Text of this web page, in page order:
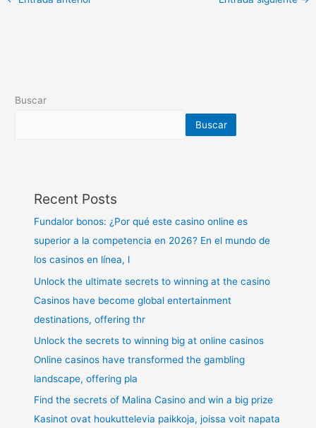
Buscar
Buscar
Recent Posts
Fundalor bonos: ¿Por qué este casino online es
superior a la competencia en 2026? En el mundo de
los casinos en línea, l
Unlock the ultimate secrets to winning at the casino
Casinos have become global entertainment
destinations, offering thr
Unlock the secrets to winning big at online casinos
Online casinos have transformed the gambling
landscape, offering pla
Find the secrets of Malina Casino and win a big prize
Kasinot ovat houkuttelevia paikkoja, joissa voit napata